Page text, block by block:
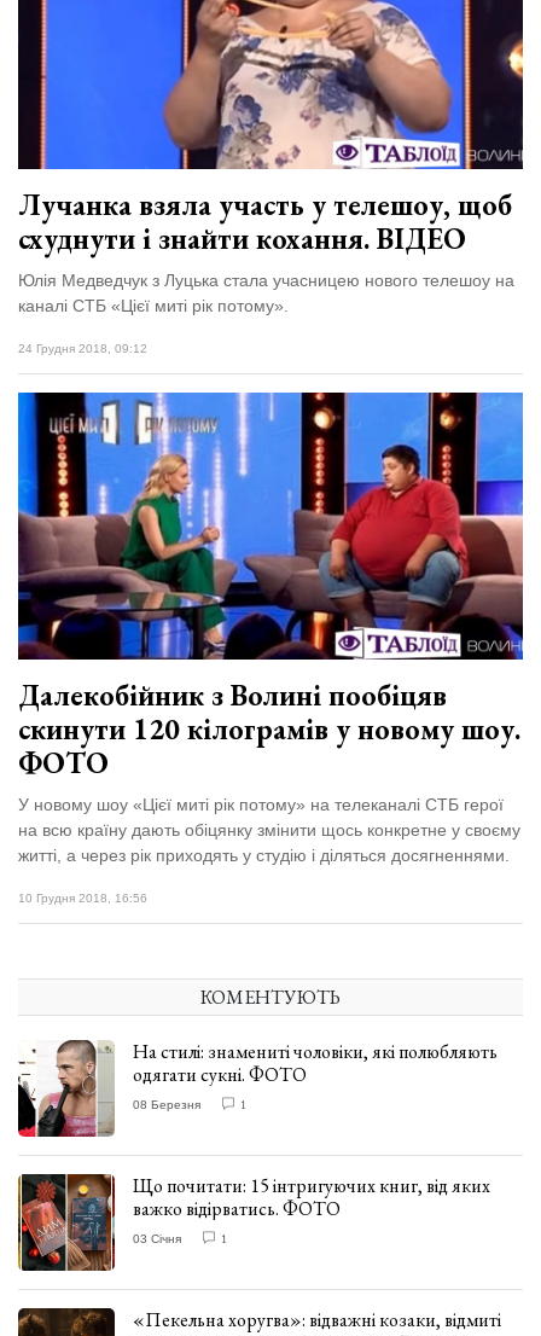
залишив у
Луцьку
три...
27 Липня 2026
727 переглядів
Всі розділи
Персона
Лайф
Афіша
ZONE 18+
Контакти
Політика конфіденційності
Лучанка взяла участь у телешоу, щоб
схуднути і знайти кохання. ВІДЕО
Юлія Медведчук з Луцька стала учасницею нового телешоу на
каналі СТБ «Цієї миті рік потому».
24 Грудня 2018, 09:12
Далекобійник з Волині пообіцяв
скинути 120 кілограмів у новому шоу.
ФОТО
У новому шоу «Цієї миті рік потому» на телеканалі СТБ герої
на всю країну дають обіцянку змінити щось конкретне у своєму
житті, а через рік приходять у студію і діляться досягненнями.
10 Грудня 2018, 16:56
КОМЕНТУЮТЬ
На стилі: знамениті чоловіки, які полюбляють
одягати сукні. ФОТО
08 Березня 1
Що почитати: 15 інтригуючих книг, від яких
важко відірватись. ФОТО
03 Січня 1
«Пекельна хоругва»: відважні козаки, відмиті